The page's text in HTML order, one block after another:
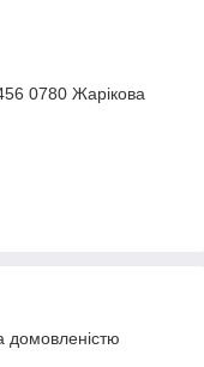
0780 Жарікова
домовленістю